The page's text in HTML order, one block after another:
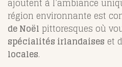
ajoutent à l’ambiance
région environnante est
de Noël pittoresques où
spécialités irlandaises et
locales.